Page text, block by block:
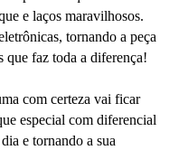
e laços maravilhosos.
tornando a peça
que faz toda a diferença!
com certeza vai ficar
especial com diferencial
e tornando a sua